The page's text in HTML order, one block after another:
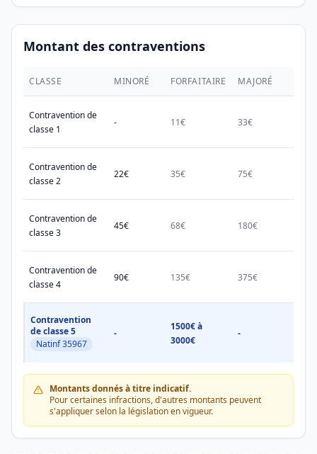
Montant des contraventions
CLASSE MINORÉ FORFAITAIRE MAJORÉ
Contravention de
classe 1
- 11€ 33€
Contravention de
classe 2
22€ 35€ 75€
Contravention de
classe 3
45€ 68€ 180€
Contravention de
classe 4
90€ 135€ 375€
Contravention
de classe 5
Natinf 35967
-
1500€ à
3000€
-
Montants donnés à titre indicatif.
Pour certaines infractions, d'autres montants peuvent
s'appliquer selon la législation en vigueur.